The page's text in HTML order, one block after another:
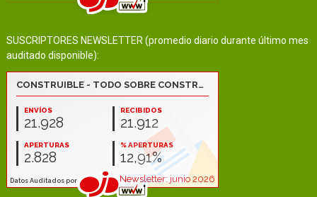
SUSCRIPTORES NEWSLETTER (promedio diario durante último mes
auditado disponible):